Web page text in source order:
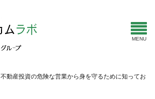
不動産投資の危険な営業から身を守るために知ってお